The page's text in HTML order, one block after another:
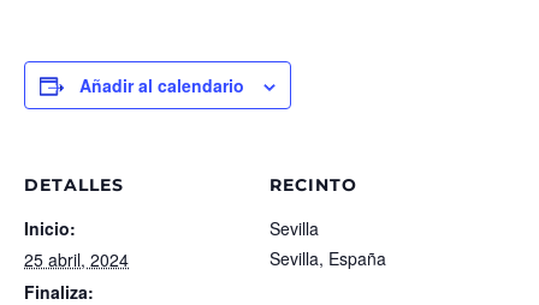
Añadir al calendario
DETALLES
Inicio:
25 abril, 2024
Finaliza:
RECINTO
Sevilla
Sevilla, España